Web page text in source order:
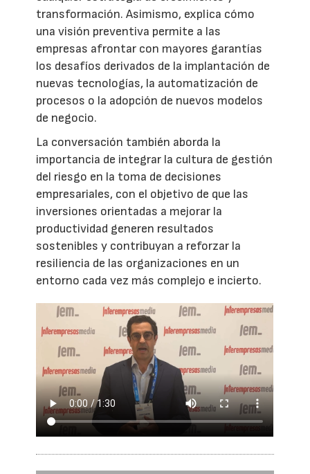
transformación. Asimismo, explica cómo
una visión preventiva permite a las
empresas afrontar con mayores garantías
los desafíos derivados de la implantación de
nuevas tecnologías, la automatización de
procesos o la adopción de nuevos modelos
de negocio.
La conversación también aborda la
importancia de integrar la cultura de gestión
del riesgo en la toma de decisiones
empresariales, con el objetivo de que las
inversiones orientadas a mejorar la
productividad generen resultados
sostenibles y contribuyan a reforzar la
resiliencia de las organizaciones en un
entorno cada vez más complejo e incierto.